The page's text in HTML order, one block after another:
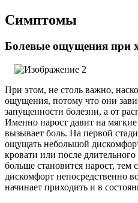
Симптомы
Болевые ощущения при
При этом, не столь важно,
ощущения, потому что они
запущенности болезни, а от
Именно нарост давит на
вызывает боль. На первой
ощущать небольшой
кровати или после
больше становится нарост, тем
дискомфорт непосредственно
начинает приходить и в